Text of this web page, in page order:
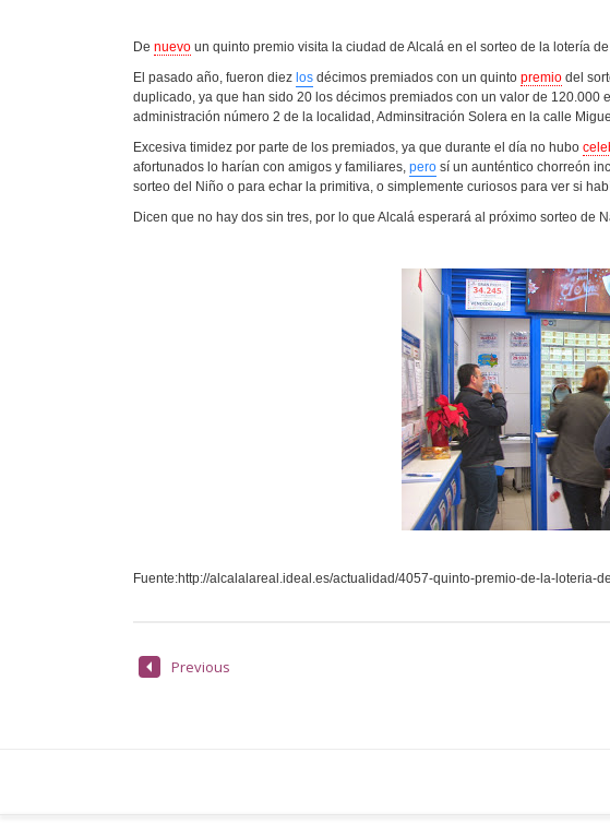
De nuevo un quinto premio visita la ciudad de Alcalá en el sorteo de la lotería
El pasado año, fueron diez los décimos premiados con un quinto premio del
duplicado, ya que han sido 20 los décimos premiados con un valor de
administración número 2 de la localidad, Adminsitración Solera en la calle
Excesiva timidez por parte de los premiados, ya que durante el día no hubo
afortunados lo harían con amigos y familiares, pero sí un aunténtico chorreón
sorteo del Niño o para echar la primitiva, o simplemente curiosos para ver si
Dicen que no hay dos sin tres, por lo que Alcalá esperará al próximo sorteo de
Fuente:http://alcalalareal.ideal.es/actualidad/4057-quinto-premio-de-la-loteria-
Previous